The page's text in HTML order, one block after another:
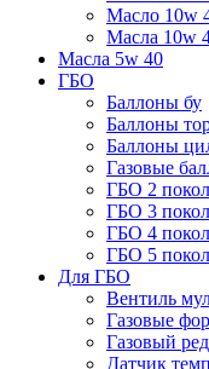
Масло 10w
Масла 10w
Масла 5w 40
ГБО
Баллоны бу
Баллоны
Баллоны
Газовые
ГБО 2
ГБО 3
ГБО 4
ГБО 5
Для ГБО
Вентиль
Газовые
Газовый
Датчик